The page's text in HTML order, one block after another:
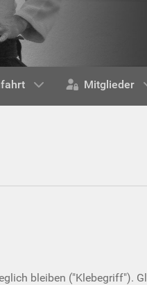
Mitglieder
bleiben ("Klebegriff").